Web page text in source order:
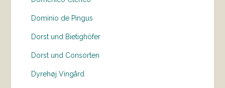
Dominio de Pingus
Dorst und Bietighöfer
Dorst und Consorten
Dyrehøj Vingård